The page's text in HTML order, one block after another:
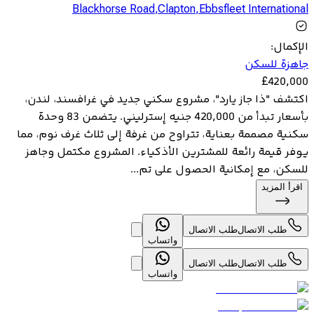
Blackhorse Road,Clapton,Ebbsfleet International
الإكمال:
جاهزة للسكن
£420,000
اكتشف "ذا جاز يارد"، مشروع سكني جديد في غرافسند، لندن،
بأسعار تبدأ من 420,000 جنيه إسترليني. يتضمن 83 وحدة
سكنية مصممة بعناية، تتراوح من غرفة إلى ثلاث غرف نوم، مما
يوفر قيمة رائعة للمشترين الأذكياء. المشروع مكتمل وجاهز
للسكن، مع إمكانية الحصول على تم...
اقرأ المزيد
طلب الاتصالطلب الاتصال
واتساب
طلب الاتصالطلب الاتصال
واتساب